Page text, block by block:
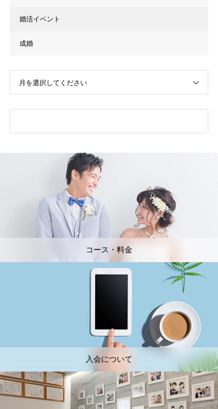
婚活イベント
成婚
月を選択してください
コース・料金
入会について